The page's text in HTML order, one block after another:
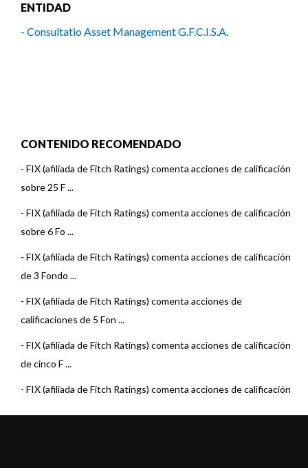
ENTIDAD
- Consultatio Asset Management G.F.C.I.S.A.
CONTENIDO RECOMENDADO
- FIX (afiliada de Fitch Ratings) comenta acciones de calificación
sobre 25 F ...
- FIX (afiliada de Fitch Ratings) comenta acciones de calificación
sobre 6 Fo ...
- FIX (afiliada de Fitch Ratings) comenta acciones de calificación
de 3 Fondo ...
- FIX (afiliada de Fitch Ratings) comenta acciones de
calificaciones de 5 Fon ...
- FIX (afiliada de Fitch Ratings) comenta acciones de calificación
de cinco F ...
- FIX (afiliada de Fitch Ratings) comenta acciones de calificación